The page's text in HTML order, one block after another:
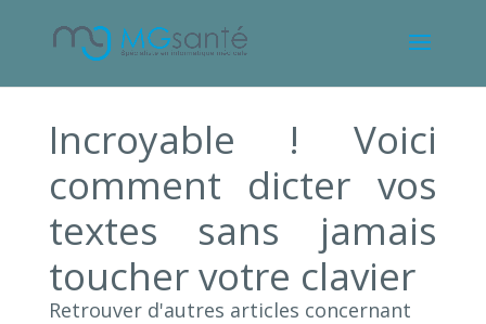
Incroyable ! Voici
comment dicter vos
textes sans jamais
toucher votre clavier
Retrouver d'autres articles concernant